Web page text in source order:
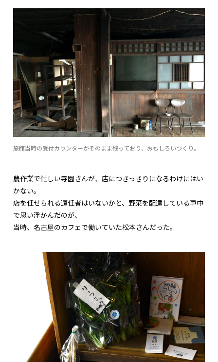
旅館当時の受付カウンターがそのまま残っており、おもしろいつくり。
農作業で忙しい寺園さんが、店につきっきりになるわけにはい
かない。
店を任せられる適任者はいないかと、野菜を配達している車中
で思い浮かんだのが、
当時、名古屋のカフェで働いていた松本さんだった。